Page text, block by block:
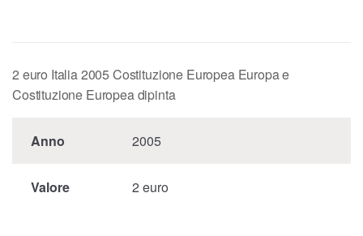
2 euro Italia 2005 Costituzione Europea Europa e
Costituzione Europea dipinta
Anno 2005
Valore 2 euro